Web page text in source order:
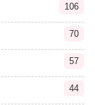
106
70
57
44